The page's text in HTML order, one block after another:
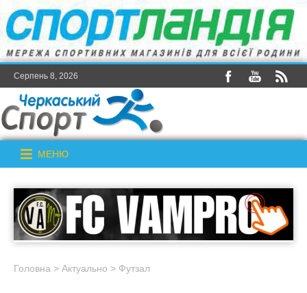
Серпень 8, 2026
МЕНЮ
Головна > Актуально > Футзал